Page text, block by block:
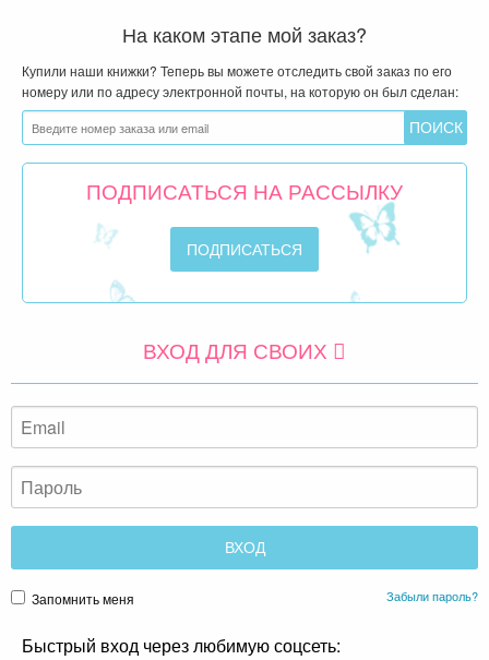
На каком этапе мой заказ?
Купили наши книжки? Теперь вы можете отследить свой заказ по его
номеру или по адресу электронной почты, на которую он был сделан:
ПОДПИСАТЬСЯ НА РАССЫЛКУ
ВХОД ДЛЯ СВОИХ
Запомнить меня Забыли пароль?
Быстрый вход через любимую соцсеть: